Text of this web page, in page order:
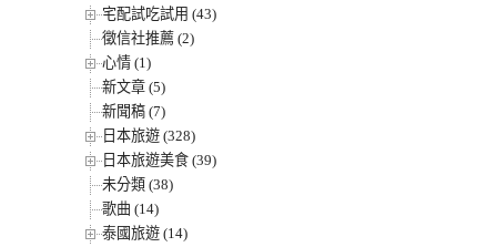
宅配試吃試用 (43)
徵信社推薦 (2)
心情 (1)
新文章 (5)
新聞稿 (7)
日本旅遊 (328)
日本旅遊美食 (39)
未分類 (38)
歌曲 (14)
泰國旅遊 (14)